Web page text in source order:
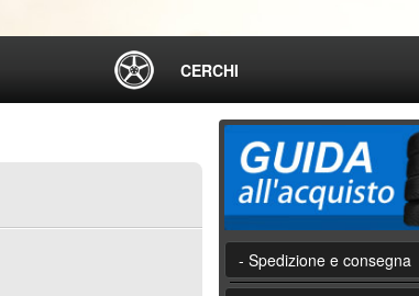
CERCHI
- Spedizione e consegna